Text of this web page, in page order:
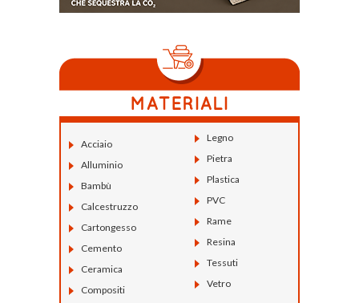
Acciaio
Alluminio
Bambù
Calcestruzzo
Cartongesso
Cemento
Ceramica
Compositi
Legno
Pietra
Plastica
PVC
Rame
Resina
Tessuti
Vetro